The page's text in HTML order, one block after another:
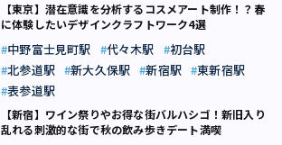
【東京】潜在意識を分析するコスメアート制作！？春
に体験したいデザインクラフトワーク4選
中野富士見町駅 代々木駅
初台駅
北参道駅
新大久保駅 新宿駅
東新宿駅
表参道駅
【新宿】ワイン祭りやお得な街バルハシゴ！新旧入り
乱れる刺激的な街で秋の飲み歩きデート満喫